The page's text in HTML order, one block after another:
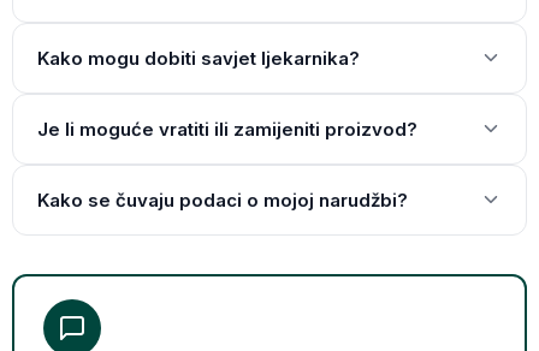
Kako mogu dobiti savjet ljekarnika?
Je li moguće vratiti ili zamijeniti proizvod?
Kako se čuvaju podaci o mojoj narudžbi?